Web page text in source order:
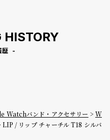
HISTORY
歴
Watchバンド・アクセサリー
W
LIP / リップ チャーチル T18 シルバ